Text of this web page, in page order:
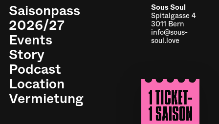
Saisonpass
2026/27
Events
Story
Podcast
Location
Vermietung
Sous Soul
Spitalgasse 4
3011 Bern
info@sous-
soul.love
Impressum
Datenschutz